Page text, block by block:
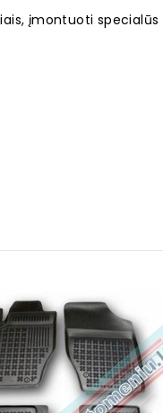
įmontuoti specialūs